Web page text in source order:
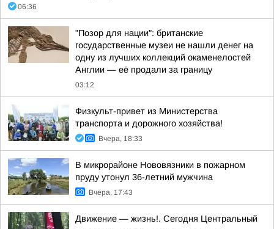
06:36
"Позор для нации": британские
государственные музеи не нашли денег на
одну из лучших коллекций окаменелостей
Англии — её продали за границу
03:12
Физкульт-привет из Министерства
транспорта и дорожного хозяйства!
Вчера, 18:33
В микрорайоне Нововязники в пожарном
пруду утонул 36-летний мужчина
Вчера, 17:43
Движение — жизнь!. Сегодня Центральный